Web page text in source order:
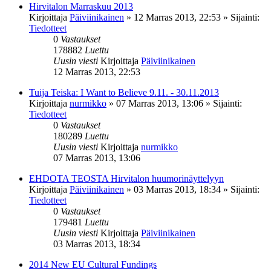
Hirvitalon Marraskuu 2013
Kirjoittaja Päiviinikainen » 12 Marras 2013, 22:53 » Sijainti:
Tiedotteet
0 Vastaukset
178882 Luettu
Uusin viesti Kirjoittaja Päiviinikainen
12 Marras 2013, 22:53
Tuija Teiska: I Want to Believe 9.11. - 30.11.2013
Kirjoittaja nurmikko » 07 Marras 2013, 13:06 » Sijainti:
Tiedotteet
0 Vastaukset
180289 Luettu
Uusin viesti Kirjoittaja nurmikko
07 Marras 2013, 13:06
EHDOTA TEOSTA Hirvitalon huumorinäyttelyyn
Kirjoittaja Päiviinikainen » 03 Marras 2013, 18:34 » Sijainti:
Tiedotteet
0 Vastaukset
179481 Luettu
Uusin viesti Kirjoittaja Päiviinikainen
03 Marras 2013, 18:34
2014 New EU Cultural Fundings